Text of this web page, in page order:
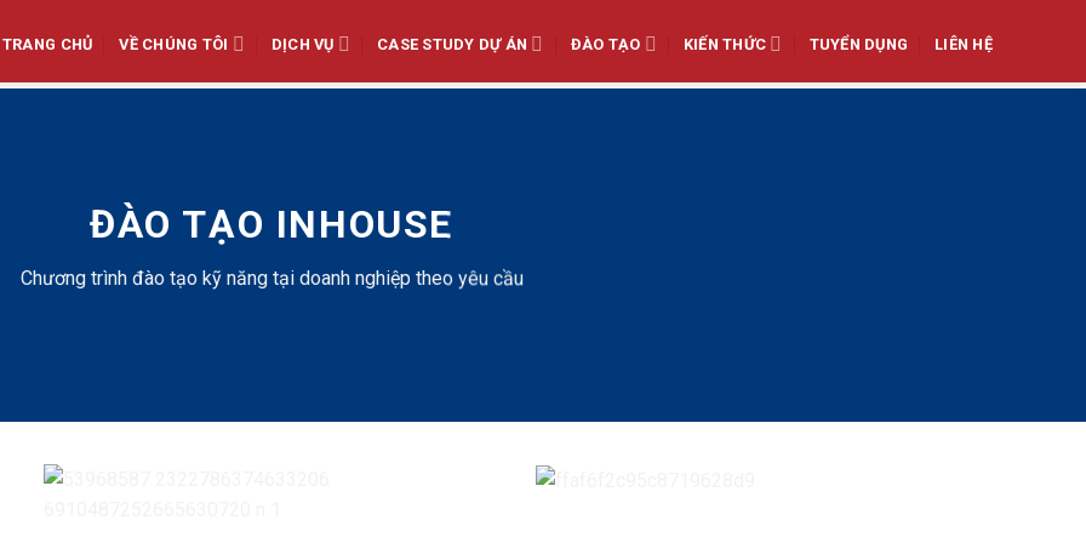
TRANG CHỦ VỀ CHÚNG TÔI DỊCH VỤ CASE STUDY DỰ ÁN ĐÀO TẠO KIẾN THỨC TUYỂN DỤNG LIÊN HỆ
ĐÀO TẠO INHOUSE
Chương trình đào tạo kỹ năng tại doanh nghiệp theo yêu cầu